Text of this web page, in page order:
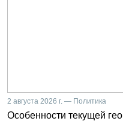
2 августа 2026 г. — Политика
Особенности текущей